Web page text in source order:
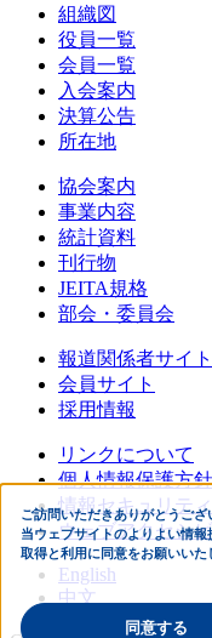
組織図
役員一覧
会員一覧
入会案内
決算公告
所在地
協会案内
事業内容
統計資料
刊行物
JEITA規格
部会・委員会
報道関係者サイト
会員サイト
採用情報
リンクについて
個人情報保護方針
情報セキュリティ
ウェブアクセシ
English
中文
ご訪問いただきありがとうござ
当ウェブサイトのよりよい情
取得と利用に同意をお願いいた
同意する